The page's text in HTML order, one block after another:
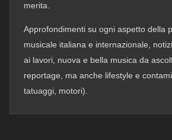
merita.
Approfondimenti su ogni aspetto della
musicale italiana e internazionale,
ai lavori, nuova e bella musica da
reportage, ma anche lifestyle e
tatuaggi, motori).